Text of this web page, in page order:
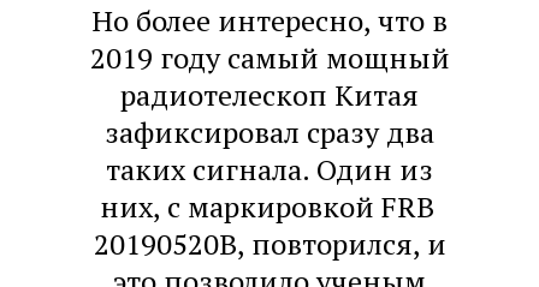
Но более интересно, что в
2019 году самый мощный
радиотелескоп Китая
зафиксировал сразу два
таких сигнала. Один из
них, с маркировкой FRB
20190520B, повторился, и